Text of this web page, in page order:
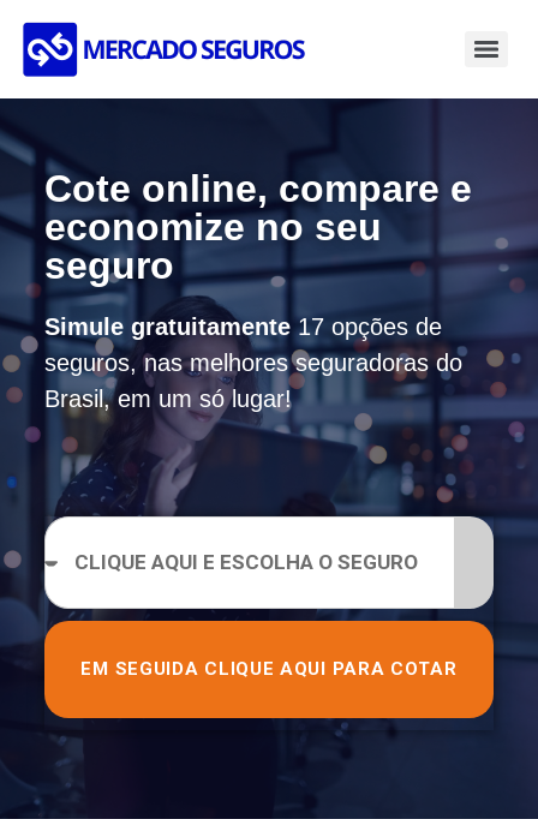
Cote online, compare e
economize no seu
seguro
Simule gratuitamente17 opções de
seguros, nas melhores seguradoras do
Brasil, em um só lugar!
EM SEGUIDA CLIQUE AQUI PARA COTAR